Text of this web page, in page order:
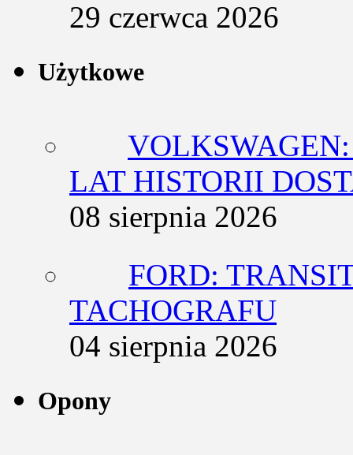
29 czerwca 2026
Użytkowe
LAT HISTORII
08 sierpnia 2026
FORD:
TACHOGRAFU
04 sierpnia 2026
Opony